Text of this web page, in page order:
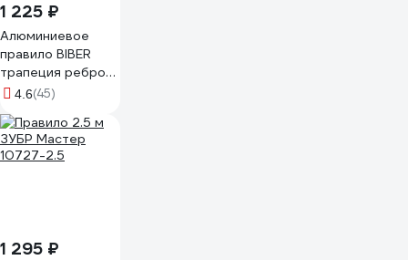
1 225 ₽
Алюминиевое
правило BIBER
трапеция ребром
жесткости 2,5м
4.6(45)
1 295 ₽